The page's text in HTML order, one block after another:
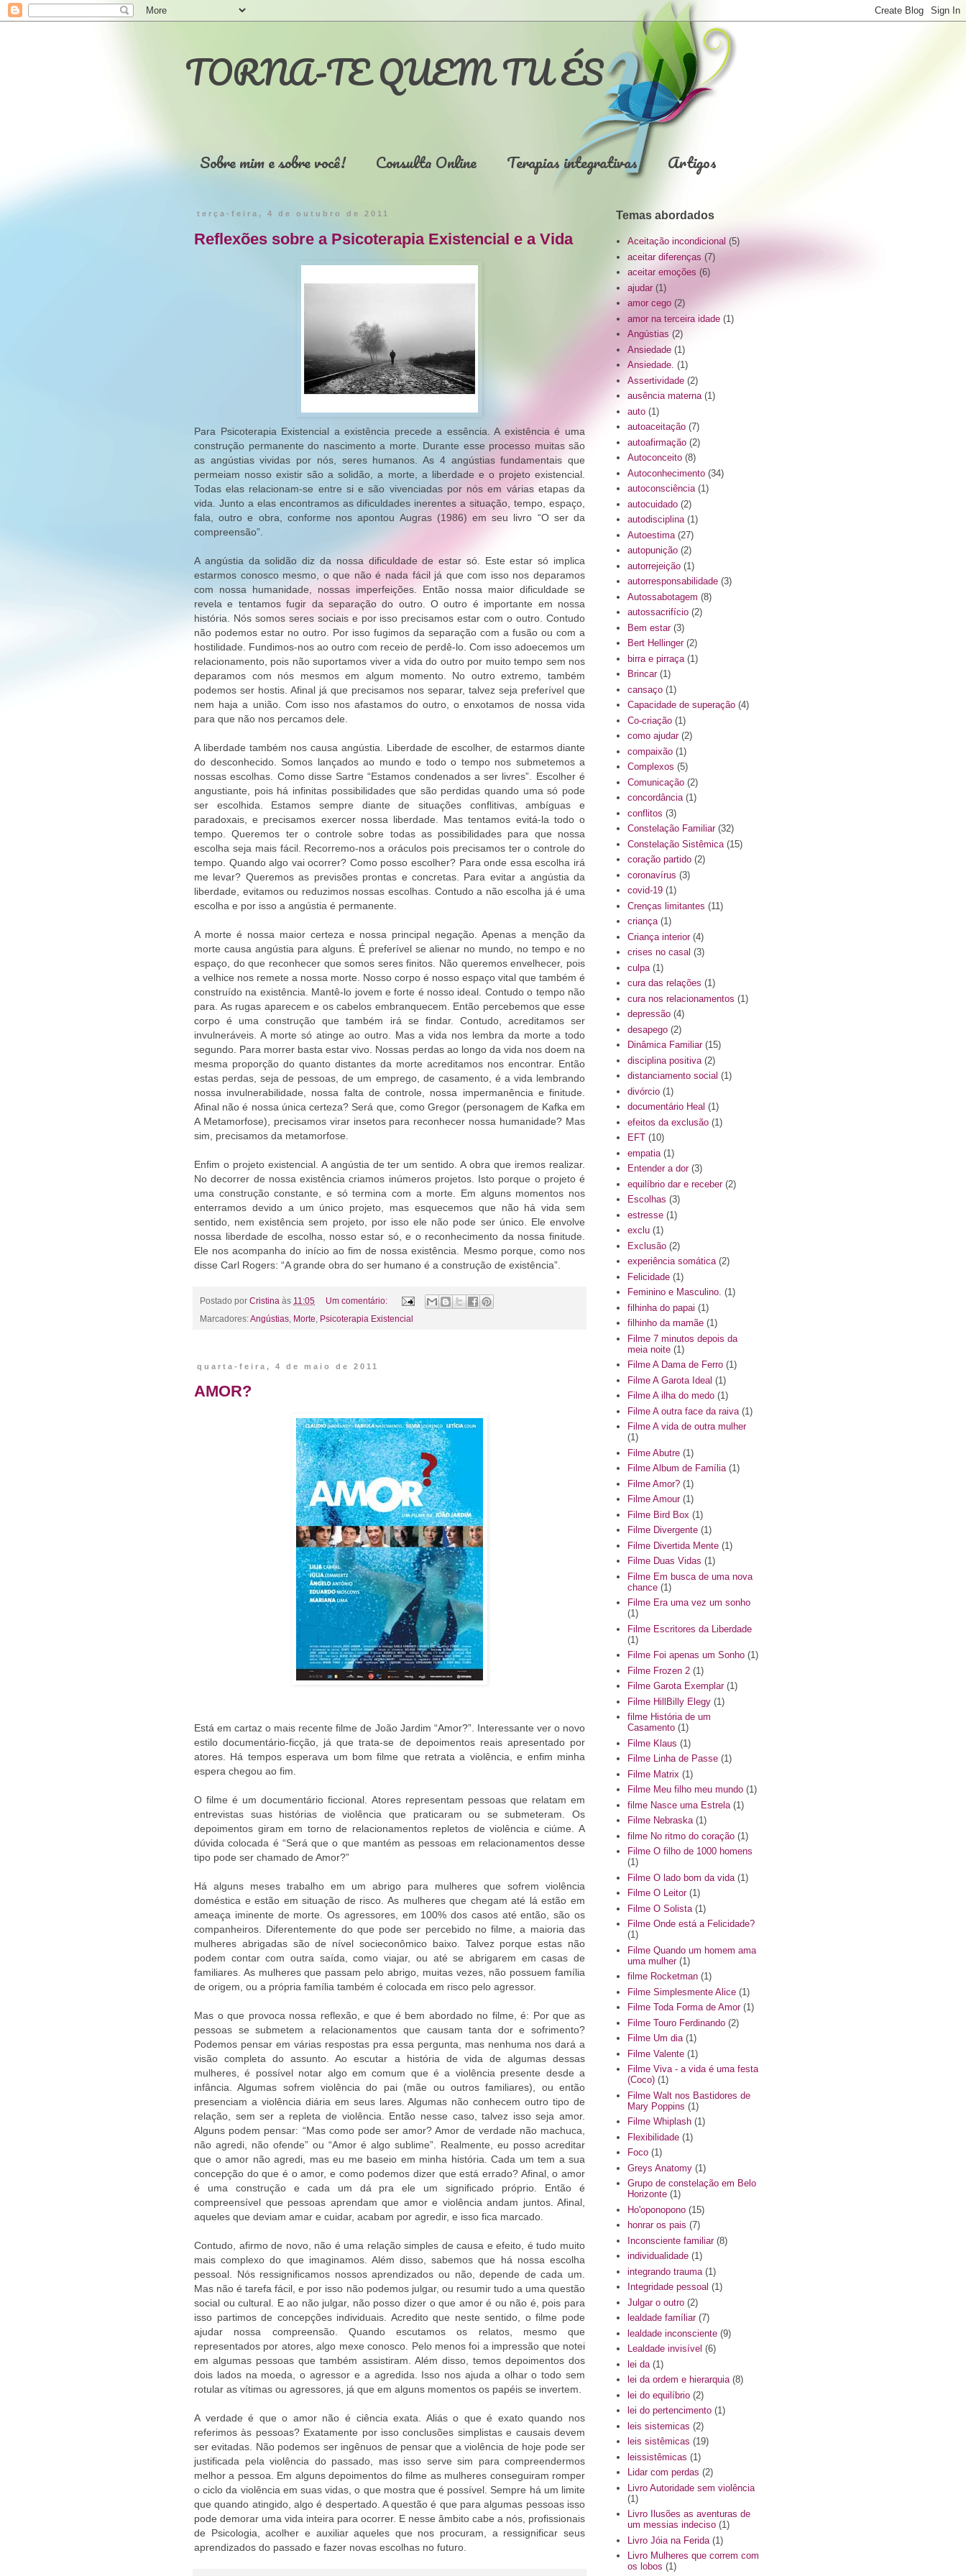
TORNA-TE QUEM TU ÉS
Sobre mim e sobre você! Consulta Online Terapias integrativas Artigos
terça-feira, 4 de outubro de 2011
Reflexões sobre a Psicoterapia Existencial e a Vida
Para Psicoterapia Existencial a existência precede a essência. A existência é uma
construção permanente do nascimento a morte. Durante esse processo muitas são
as angústias vividas por nós, seres humanos. As 4 angústias fundamentais que
permeiam nosso existir são a solidão, a morte, a liberdade e o projeto existencial.
Todas elas relacionam-se entre si e são vivenciadas por nós em várias etapas da
vida. Junto a elas encontramos as dificuldades inerentes a situação, tempo, espaço,
fala, outro e obra, conforme nos apontou Augras (1986) em seu livro “O ser da
compreensão”.
A angústia da solidão diz da nossa dificuldade de estar só. Este estar só implica
estarmos conosco mesmo, o que não é nada fácil já que com isso nos deparamos
com nossa humanidade, nossas imperfeições. Então nossa maior dificuldade se
revela e tentamos fugir da separação do outro. O outro é importante em nossa
história. Nós somos seres sociais e por isso precisamos estar com o outro. Contudo
não podemos estar no outro. Por isso fugimos da separação com a fusão ou com a
hostilidade. Fundimos-nos ao outro com receio de perdê-lo. Com isso adoecemos um
relacionamento, pois não suportamos viver a vida do outro por muito tempo sem nos
deparamos com nós mesmos em algum momento. No outro extremo, também
podemos ser hostis. Afinal já que precisamos nos separar, talvez seja preferível que
nem haja a união. Com isso nos afastamos do outro, o enxotamos de nossa vida
para que não nos percamos dele.
A liberdade também nos causa angústia. Liberdade de escolher, de estarmos diante
do desconhecido. Somos lançados ao mundo e todo o tempo nos submetemos a
nossas escolhas. Como disse Sartre “Estamos condenados a ser livres”. Escolher é
angustiante, pois há infinitas possibilidades que são perdidas quando uma só pode
ser escolhida. Estamos sempre diante de situações conflitivas, ambíguas e
paradoxais, e precisamos exercer nossa liberdade. Mas tentamos evitá-la todo o
tempo. Queremos ter o controle sobre todas as possibilidades para que nossa
escolha seja mais fácil. Recorremo-nos a oráculos pois precisamos ter o controle do
tempo. Quando algo vai ocorrer? Como posso escolher? Para onde essa escolha irá
me levar? Queremos as previsões prontas e concretas. Para evitar a angústia da
liberdade, evitamos ou reduzimos nossas escolhas. Contudo a não escolha já é uma
escolha e por isso a angústia é permanente.
A morte é nossa maior certeza e nossa principal negação. Apenas a menção da
morte causa angústia para alguns. É preferível se alienar no mundo, no tempo e no
espaço, do que reconhecer que somos seres finitos. Não queremos envelhecer, pois
a velhice nos remete a nossa morte. Nosso corpo é nosso espaço vital que também é
construído na existência. Mantê-lo jovem e forte é nosso ideal. Contudo o tempo não
para. As rugas aparecem e os cabelos embranquecem. Então percebemos que esse
corpo é uma construção que também irá se findar. Contudo, acreditamos ser
invulneráveis. A morte só atinge ao outro. Mas a vida nos lembra da morte a todo
segundo. Para morrer basta estar vivo. Nossas perdas ao longo da vida nos doem na
mesma proporção do quanto distantes da morte acreditamos nos encontrar. Então
estas perdas, seja de pessoas, de um emprego, de casamento, é a vida lembrando
nossa invulnerabilidade, nossa falta de controle, nossa impermanência e finitude.
Afinal não é nossa única certeza? Será que, como Gregor (personagem de Kafka em
A Metamorfose), precisamos virar insetos para reconhecer nossa humanidade? Mas
sim, precisamos da metamorfose.
Enfim o projeto existencial. A angústia de ter um sentido. A obra que iremos realizar.
No decorrer de nossa existência criamos inúmeros projetos. Isto porque o projeto é
uma construção constante, e só termina com a morte. Em alguns momentos nos
enterramos devido a um único projeto, mas esquecemos que não há vida sem
sentido, nem existência sem projeto, por isso ele não pode ser único. Ele envolve
nossa liberdade de escolha, nosso estar só, e o reconhecimento da nossa finitude.
Ele nos acompanha do início ao fim de nossa existência. Mesmo porque, como nos
disse Carl Rogers: “A grande obra do ser humano é a construção de existência”.
Postado por Cristina às 11:05
Um comentário:
Marcadores:Angústias Morte Psicoterapia Existencial
quarta-feira, 4 de maio de 2011
AMOR?
Está em cartaz o mais recente filme de João Jardim “Amor?”. Interessante ver o novo
estilo documentário-ficção, já que trata-se de depoimentos reais apresentado por
atores. Há tempos esperava um bom filme que retrata a violência, e enfim minha
espera chegou ao fim.
O filme é um documentário ficcional. Atores representam pessoas que relatam em
entrevistas suas histórias de violência que praticaram ou se submeteram. Os
depoimentos giram em torno de relacionamentos repletos de violência e ciúme. A
dúvida colocada é “Será que o que mantém as pessoas em relacionamentos desse
tipo pode ser chamado de Amor?”
Há alguns meses trabalho em um abrigo para mulheres que sofrem violência
doméstica e estão em situação de risco. As mulheres que chegam até lá estão em
ameaça iminente de morte. Os agressores, em 100% dos casos até então, são os
companheiros. Diferentemente do que pode ser percebido no filme, a maioria das
mulheres abrigadas são de nível socieconômico baixo. Talvez porque estas não
podem contar com outra saída, como viajar, ou até se abrigarem em casas de
familiares. As mulheres que passam pelo abrigo, muitas vezes, não possuem família
de origem, ou a própria família também é colocada em risco pelo agressor.
Mas o que provoca nossa reflexão, e que é bem abordado no filme, é: Por que as
pessoas se submetem a relacionamentos que causam tanta dor e sofrimento?
Podemos pensar em várias respostas pra essa pergunta, mas nenhuma nos dará a
visão completa do assunto. Ao escutar a história de vida de algumas dessas
mulheres, é possível notar algo em comum que é a violência presente desde a
infância. Algumas sofrem violência do pai (mãe ou outros familiares), ou então
presenciam a violência diária em seus lares. Algumas não conhecem outro tipo de
relação, sem ser a repleta de violência. Então nesse caso, talvez isso seja amor.
Alguns podem pensar: “Mas como pode ser amor? Amor de verdade não machuca,
não agredi, não ofende” ou “Amor é algo sublime”. Realmente, eu posso acreditar
que o amor não agredi, mas eu me baseio em minha história. Cada um tem a sua
concepção do que é o amor, e como podemos dizer que está errado? Afinal, o amor
é uma construção e cada um dá pra ele um significado próprio. Então é
compreensível que pessoas aprendam que amor e violência andam juntos. Afinal,
aqueles que deviam amar e cuidar, acabam por agredir, e isso fica marcado.
Contudo, afirmo de novo, não é uma relação simples de causa e efeito, é tudo muito
mais complexo do que imaginamos. Além disso, sabemos que há nossa escolha
pessoal. Nós ressignificamos nossos aprendizados ou não, depende de cada um.
Mas não é tarefa fácil, e por isso não podemos julgar, ou resumir tudo a uma questão
social ou cultural. E ao não julgar, não posso dizer o que amor é ou não é, pois para
isso partimos de concepções individuais. Acredito que neste sentido, o filme pode
ajudar nossa compreensão. Quando escutamos os relatos, mesmo que
representados por atores, algo mexe conosco. Pelo menos foi a impressão que notei
em algumas pessoas que também assistiram. Além disso, temos depoimentos dos
dois lados na moeda, o agressor e a agredida. Isso nos ajuda a olhar o todo sem
rotular as vítimas ou agressores, já que em alguns momentos os papéis se invertem.
A verdade é que o amor não é ciência exata. Aliás o que é exato quando nos
referimos às pessoas? Exatamente por isso conclusões simplistas e causais devem
ser evitadas. Não podemos ser ingênuos de pensar que a violência de hoje pode ser
justificada pela violência do passado, mas isso serve sim para compreendermos
melhor a pessoa. Em alguns depoimentos do filme as mulheres conseguiram romper
o ciclo da violência em suas vidas, o que mostra que é possível. Sempre há um limite
que quando atingido, algo é despertado. A questão é que para algumas pessoas isso
pode demorar uma vida inteira para ocorrer. E nesse âmbito cabe a nós, profissionais
de Psicologia, acolher e auxiliar aqueles que nos procuram, a ressignificar seus
aprendizados do passado e fazer novas escolhas no futuro.
Temas abordados
Aceitação incondicional (5)
aceitar diferenças (7)
aceitar emoções (6)
ajudar (1)
amor cego (2)
amor na terceira idade (1)
Angústias (2)
Ansiedade (1)
Ansiedade. (1)
Assertividade (2)
ausência materna (1)
auto (1)
autoaceitação (7)
autoafirmação (2)
Autoconceito (8)
Autoconhecimento (34)
autoconsciência (1)
autocuidado (2)
autodisciplina (1)
Autoestima (27)
autopunição (2)
autorrejeição (1)
autorresponsabilidade (3)
Autossabotagem (8)
autossacrifício (2)
Bem estar (3)
Bert Hellinger (2)
birra e pirraça (1)
Brincar (1)
cansaço (1)
Capacidade de superação (4)
Co-criação (1)
como ajudar (2)
compaixão (1)
Complexos (5)
Comunicação (2)
concordância (1)
conflitos (3)
Constelação Familiar (32)
Constelação Sistêmica (15)
coração partido (2)
coronavírus (3)
covid-19 (1)
Crenças limitantes (11)
criança (1)
Criança interior (4)
crises no casal (3)
culpa (1)
cura das relações (1)
cura nos relacionamentos (1)
depressão (4)
desapego (2)
Dinâmica Familiar (15)
disciplina positiva (2)
distanciamento social (1)
divórcio (1)
documentário Heal (1)
efeitos da exclusão (1)
EFT (10)
empatia (1)
Entender a dor (3)
equilíbrio dar e receber (2)
Escolhas (3)
estresse (1)
exclu (1)
Exclusão (2)
experiência somática (2)
Felicidade (1)
Feminino e Masculino. (1)
filhinha do papai (1)
filhinho da mamãe (1)
Filme 7 minutos depois da
meia noite (1)
Filme A Dama de Ferro (1)
Filme A Garota Ideal (1)
Filme A ilha do medo (1)
Filme A outra face da raiva (1)
Filme A vida de outra mulher
(1)
Filme Abutre (1)
Filme Album de Família (1)
Filme Amor? (1)
Filme Amour (1)
Filme Bird Box (1)
Filme Divergente (1)
Filme Divertida Mente (1)
Filme Duas Vidas (1)
Filme Em busca de uma nova
chance (1)
Filme Era uma vez um sonho
(1)
Filme Escritores da Liberdade
(1)
Filme Foi apenas um Sonho (1)
Filme Frozen 2 (1)
Filme Garota Exemplar (1)
Filme HillBilly Elegy (1)
filme História de um
Casamento (1)
Filme Klaus (1)
Filme Linha de Passe (1)
Filme Matrix (1)
Filme Meu filho meu mundo (1)
filme Nasce uma Estrela (1)
Filme Nebraska (1)
filme No ritmo do coração (1)
Filme O filho de 1000 homens
(1)
Filme O lado bom da vida (1)
Filme O Leitor (1)
Filme O Solista (1)
Filme Onde está a Felicidade?
(1)
Filme Quando um homem ama
uma mulher (1)
filme Rocketman (1)
Filme Simplesmente Alice (1)
Filme Toda Forma de Amor (1)
Filme Touro Ferdinando (2)
Filme Um dia (1)
Filme Valente (1)
Filme Viva - a vida é uma festa
(Coco) (1)
Filme Walt nos Bastidores de
Mary Poppins (1)
Filme Whiplash (1)
Flexibilidade (1)
Foco (1)
Greys Anatomy (1)
Grupo de constelação em Belo
Horizonte (1)
Ho'oponopono (15)
honrar os pais (7)
Inconsciente familiar (8)
individualidade (1)
integrando trauma (1)
Integridade pessoal (1)
Julgar o outro (2)
lealdade famíliar (7)
lealdade inconsciente (9)
Lealdade invisível (6)
lei da (1)
lei da ordem e hierarquia (8)
lei do equilíbrio (2)
lei do pertencimento (1)
leis sistemicas (2)
leis sistêmicas (19)
leissistêmicas (1)
Lidar com perdas (2)
Livro Autoridade sem violência
(1)
Livro Ilusões as aventuras de
um messias indeciso (1)
Livro Jóia na Ferida (1)
Livro Mulheres que correm com
os lobos (1)